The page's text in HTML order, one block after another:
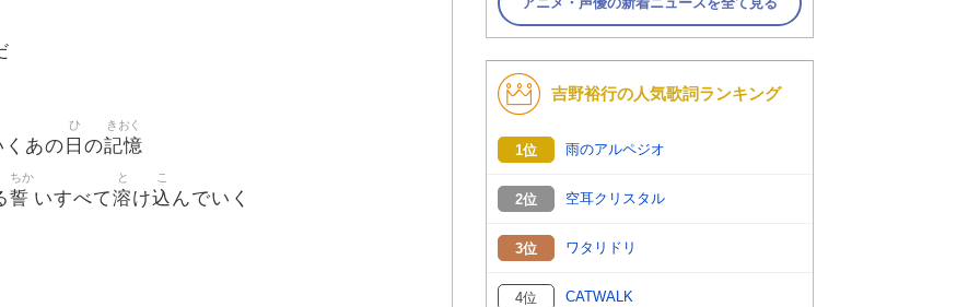
くあの 日
ひ
の記憶
きおく
誓
ちか
いすべて溶
と
け込
こ
んでいく
吉野裕行の人気歌詞ランキング
1位 雨のアルペジオ
2位 空耳クリスタル
3位 ワタリドリ
4位 CATWALK